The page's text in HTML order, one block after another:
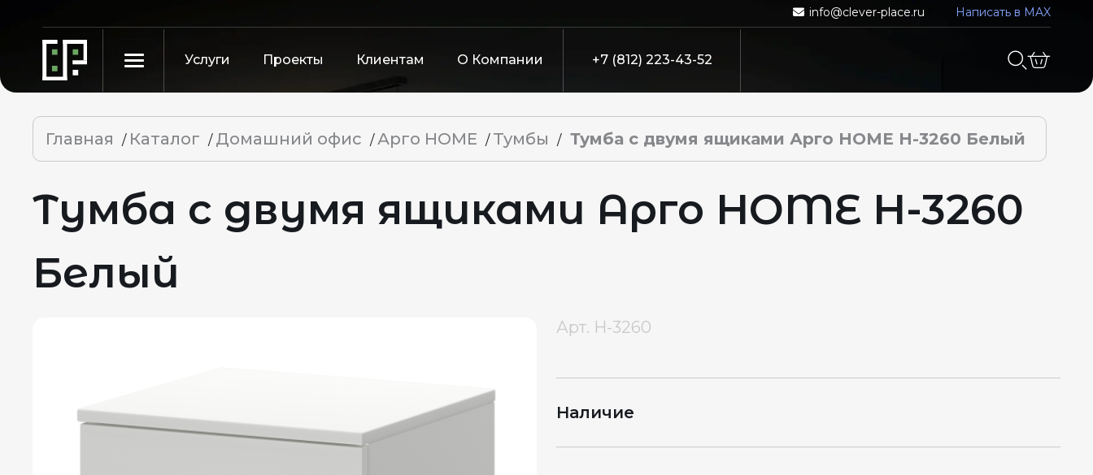
info@clever-place.ru Написать в MAX
Услуги Проекты Клиентам О Компании +7 (812) 223-43-52
Главная / Каталог / Домашний офис /Арго HOME / Тумбы / Тумба с двумя ящиками Арго HOME Н-3260 Белый
Тумба с двумя ящиками Арго HOME Н-3260
Белый
Арт. Н-3260
Наличие